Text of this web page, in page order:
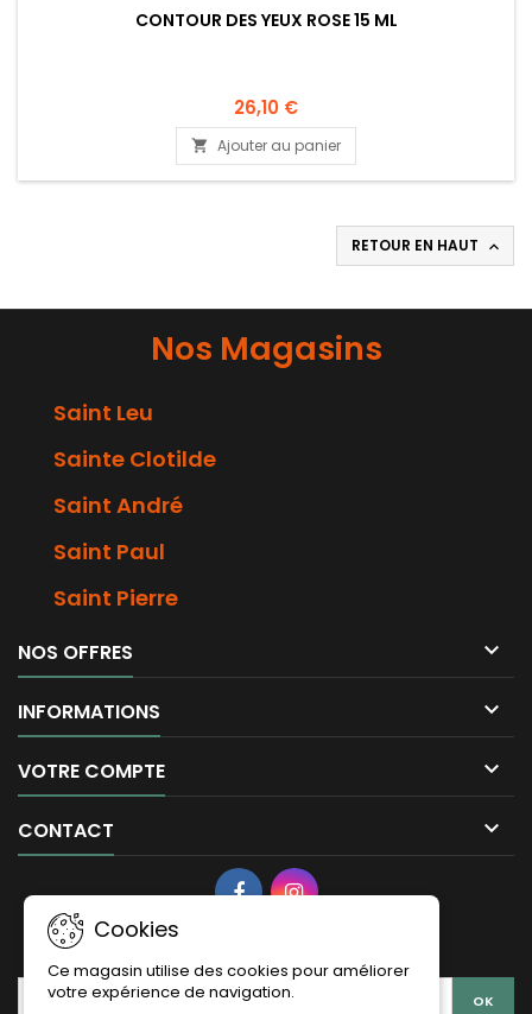
CONTOUR DES YEUX ROSE 15 ML
26,10 €
 Ajouter au panier
RETOUR EN HAUT 
Nos Magasins
Saint Leu
Sainte Clotilde
Saint André
Saint Paul
Saint Pierre
NOS OFFRES 
INFORMATIONS 
VOTRE COMPTE 
CONTACT 
Cookies
Ce magasin utilise des cookies pour améliorer
votre expérience de navigation.